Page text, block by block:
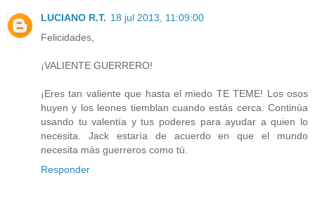
LUCIANO R.T. 18 jul 2013, 11:09:00
Felicidades,
¡VALIENTE GUERRERO!
¡Eres tan valiente que hasta el miedo TE TEME! Los osos
huyen y los leones tiemblan cuando estás cerca. Continúa
usando tu valentía y tus poderes para ayudar a quien lo
necesita. Jack estaría de acuerdo en que el mundo
necesita más guerreros como tú.
Responder